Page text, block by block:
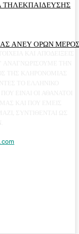
ΤΗΛΕΚΠΑΙΔΕΥΣΗΣ
ΑΝΕΥ ΟΡΩΝ ΜΕΡΟΣ